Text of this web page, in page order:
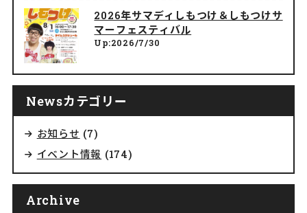
2026年サマディしもつけ＆しもつけサ
マーフェスティバル
Up:2026/7/30
Newsカテゴリー
お知らせ (7)
イベント情報 (174)
Archive